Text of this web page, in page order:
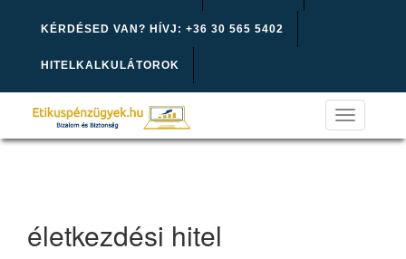
KÉRDÉSED VAN? HÍVJ: +36 30 565 5402
HITELKALKULÁTOROK
Toggle
navigation
életkezdési hitel